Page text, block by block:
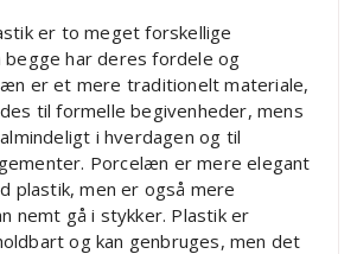
er to meget forskellige
begge har deres fordele og
er et mere traditionelt materiale,
til formelle begivenheder, mens
i hverdagen og til
Porcelæn er mere elegant
plastik, men er også mere
nemt gå i stykker. Plastik er
og kan genbruges, men det